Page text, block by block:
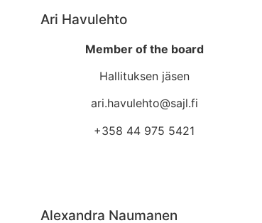
Ari Havulehto
Member of the board
Hallituksen jäsen
ari.havulehto@sajl.fi
+358 44 975 5421
Alexandra Naumanen